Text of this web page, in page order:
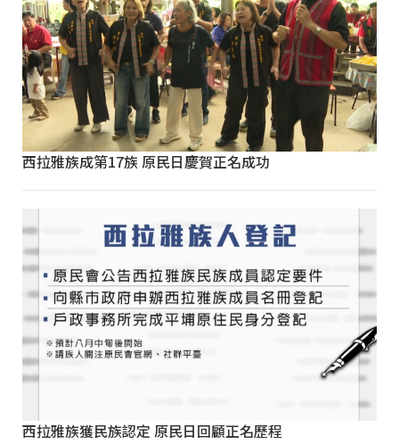
西拉雅族成第17族 原民日慶賀正名成功
西拉雅族獲民族認定 原民日回顧正名歷程